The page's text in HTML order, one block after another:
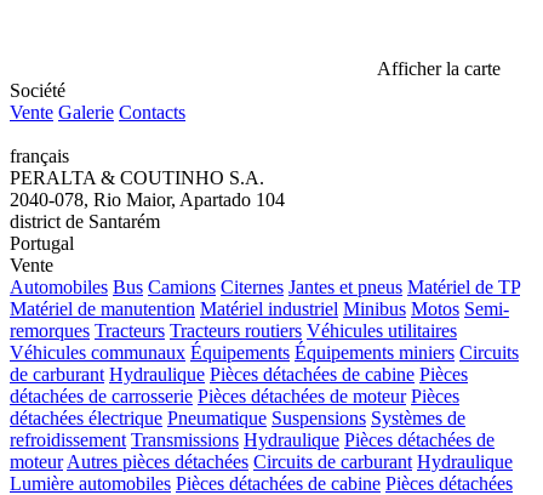
Afficher la carte
Société
Vente Galerie Contacts
français
PERALTA & COUTINHO S.A.
2040-078, Rio Maior, Apartado 104
district de Santarém
Portugal
Vente
Automobiles Bus Camions Citernes Jantes et pneus Matériel de TP
Matériel de manutention Matériel industriel Minibus Motos Semi-
remorques Tracteurs Tracteurs routiers Véhicules utilitaires
Véhicules communaux Équipements Équipements miniers Circuits
de carburant Hydraulique Pièces détachées de cabine Pièces
détachées de carrosserie Pièces détachées de moteur Pièces
détachées électrique Pneumatique Suspensions Systèmes de
refroidissement Transmissions Hydraulique Pièces détachées de
moteur Autres pièces détachées Circuits de carburant Hydraulique
Lumière automobiles Pièces détachées de cabine Pièces détachées